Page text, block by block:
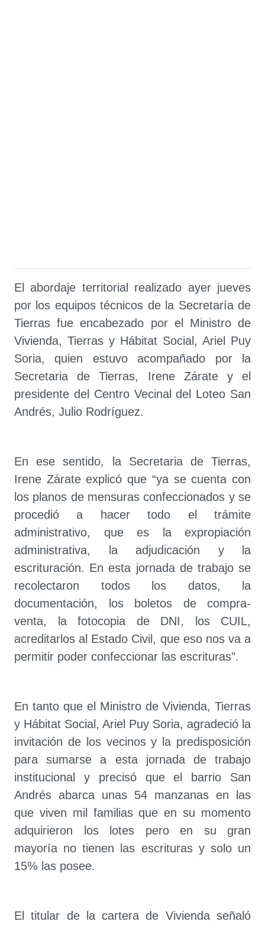
El abordaje territorial realizado ayer jueves
por los equipos técnicos de la Secretaría de
Tierras fue encabezado por el Ministro de
Vivienda, Tierras y Hábitat Social, Ariel Puy
Soria, quien estuvo acompañado por la
Secretaria de Tierras, Irene Zárate y el
presidente del Centro Vecinal del Loteo San
Andrés, Julio Rodríguez.
En ese sentido, la Secretaria de Tierras,
Irene Zárate explicó que “ya se cuenta con
los planos de mensuras confeccionados y se
procedió a hacer todo el trámite
administrativo, que es la expropiación
administrativa, la adjudicación y la
escrituración. En esta jornada de trabajo se
recolectaron todos los datos, la
documentación, los boletos de compra-
venta, la fotocopia de DNI, los CUIL,
acreditarlos al Estado Civil, que eso nos va a
permitir poder confeccionar las escrituras”.
En tanto que el Ministro de Vivienda, Tierras
y Hábitat Social, Ariel Puy Soria, agradeció la
invitación de los vecinos y la predisposición
para sumarse a esta jornada de trabajo
institucional y precisó que el barrio San
Andrés abarca unas 54 manzanas en las
que viven mil familias que en su momento
adquirieron los lotes pero en su gran
mayoría no tienen las escrituras y solo un
15% las posee.
El titular de la cartera de Vivienda señaló